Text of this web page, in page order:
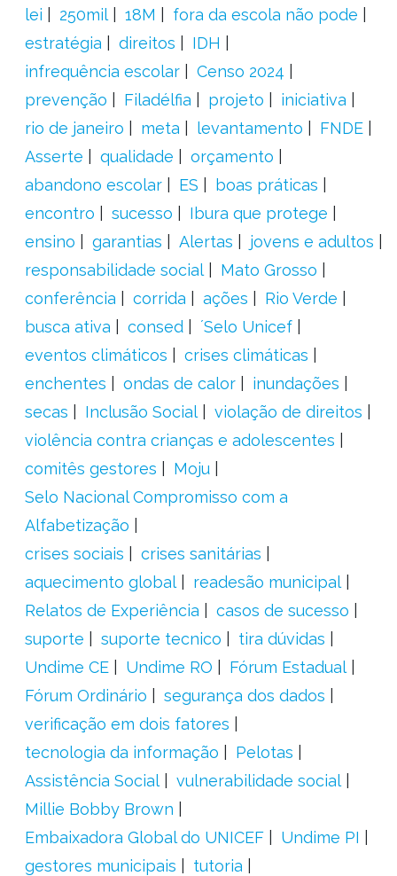
lei
250mil 18M
fora da escola não pode
estratégia
direitos
IDH
infrequência escolar
Censo 2024
prevenção
Filadélfia projeto
iniciativa
rio de janeiro
meta levantamento
FNDE
Asserte
qualidade
orçamento
abandono escolar
ES
boas práticas
encontro
sucesso
Ibura que protege
ensino
garantias Alertas
jovens e adultos
responsabilidade social
Mato Grosso
conferência
corrida ações
Rio Verde
busca ativa
consed
´Selo Unicef
eventos climáticos
crises climáticas
enchentes
ondas de calor
inundações
secas
Inclusão Social
violação de direitos
violência contra crianças e adolescentes
comitês gestores
Moju
Selo Nacional Compromisso com a
Alfabetização
crises sociais
crises sanitárias
aquecimento global
readesão municipal
Relatos de Experiência
casos de sucesso
suporte
suporte tecnico
tira dúvidas
Undime CE
Undime RO
Fórum Estadual
Fórum Ordinário
segurança dos dados
verificação em dois fatores
tecnologia da informação
Pelotas
Assistência Social
vulnerabilidade social
Millie Bobby Brown
Embaixadora Global do UNICEF
Undime PI
gestores municipais
tutoria